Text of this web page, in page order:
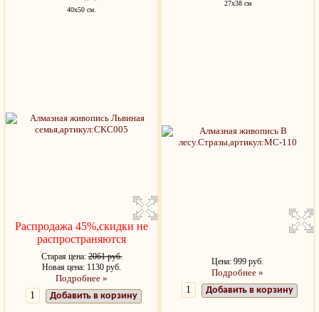
40x50 см.
Распродажа 45%,скидки не
распространяются
Старая цена:2061 руб.
Новая цена: 1130 руб.
Подробнее »
Добавить в корзину
27х38 см
Цена: 999 руб.
Подробнее »
Добавить в корзину